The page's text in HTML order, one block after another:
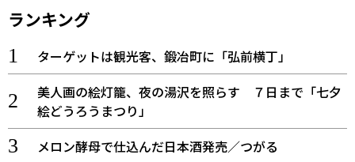
ランキング
ターゲットは観光客、鍛冶町に「弘前横丁」
美人画の絵灯籠、夜の湯沢を照らす ７日まで「七夕
絵どうろうまつり」
メロン酵母で仕込んだ日本酒発売／つがる